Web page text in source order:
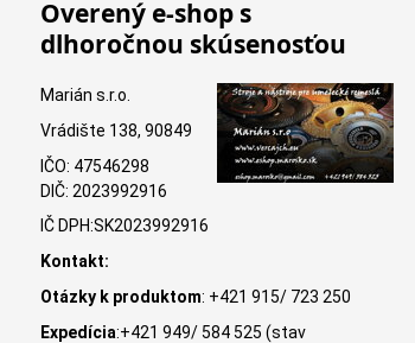
Overený e-shop s
dlhoročnou skúsenosťou
Marián s.r.o.
Vrádište 138, 90849
IČO: 47546298
DIČ: 2023992916
IČ DPH:SK2023992916
Kontakt:
Otázky k produktom: +421 915/ 723 250
Expedícia:+421 949/ 584 525 (stav